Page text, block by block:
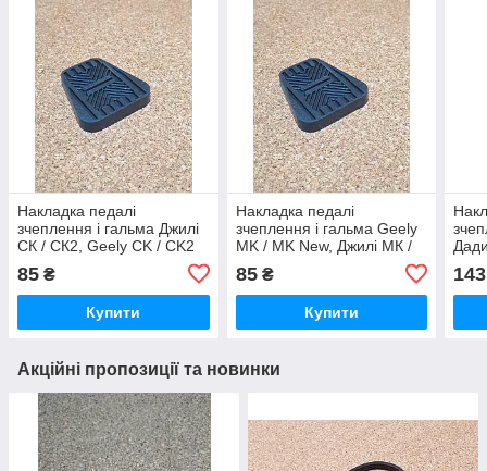
Накладка педалі
зчеплення і гальма Джилі
СК / СК2, Geely CK / CK2
85 ₴
Купити
Накладка педалі
зчеплення і гальма Geely
MK / MK New, Джилі МК /
85₴
Купити
143
Акційні пропозиції та новинки